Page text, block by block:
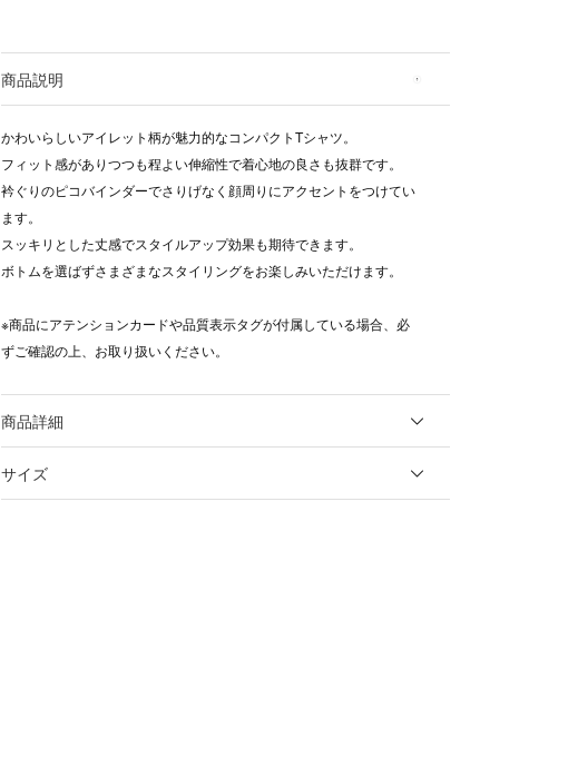
商品説明
かわいらしいアイレット柄が魅力的なコンパクトTシャツ。
フィット感がありつつも程よい伸縮性で着心地の良さも抜群です。
衿ぐりのピコバインダーでさりげなく顔周りにアクセントをつけてい
ます。
スッキリとした丈感でスタイルアップ効果も期待できます。
ボトムを選ばずさまざまなスタイリングをお楽しみいただけます。
※商品にアテンションカードや品質表示タグが付属している場合、必
ずご確認の上、お取り扱いください。
商品詳細
サイズ